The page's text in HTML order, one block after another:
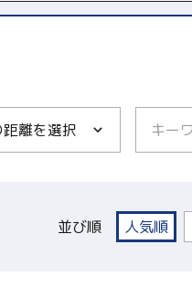
離を選択
並び順 人気順